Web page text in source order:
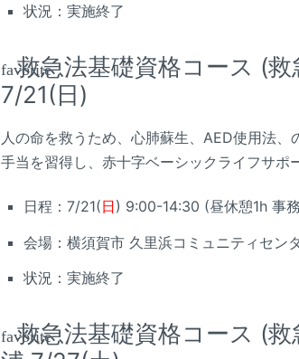
状況：実施終了
favorite
救急法基礎資格コース (
7/21(日)
人の命を救うため、心肺蘇生、AED使用法
手当を習得し、赤十字ベーシックライフサポ
日程：7/21(日) 9:00-14:30 (昼休憩1h 事
会場：横須賀市 久里浜コミュニティセン
状況：実施終了
favorite
救急法基礎資格コース (